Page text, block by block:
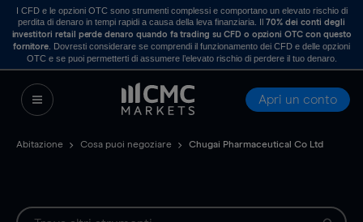
I CFD e le opzioni OTC sono strumenti complessi e comportano un elevato rischio di
perdita di denaro in tempi rapidi a causa della leva finanziaria. Il70% dei conti degli
investitori retail perde denaro quando fa trading su CFD o opzioni OTC con questo
fornitore . Dovresti considerare se comprendi il funzionamento dei CFD e delle opzioni
OTC e se puoi permetterti di assumere l’elevato rischio di perdere il tuo denaro.
Apri un conto
Abitazione Cosa puoi negoziare Chugai Pharmaceutical Co Ltd